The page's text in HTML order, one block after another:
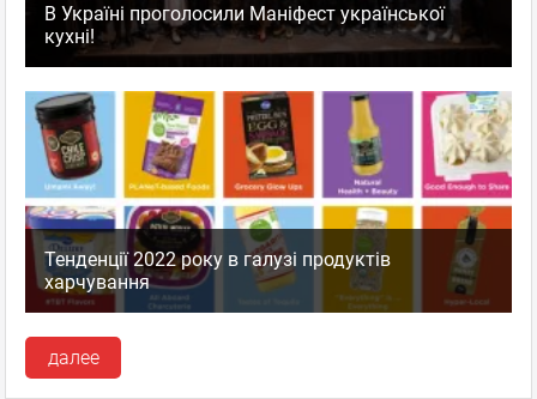
В Україні проголосили Маніфест української
кухні!
Тенденції 2022 року в галузі продуктів
харчування
далее